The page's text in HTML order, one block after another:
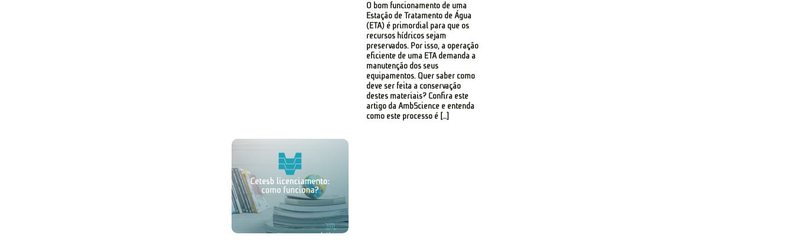
O bom funcionamento de uma
Estação de Tratamento de Água
(ETA) é primordial para que os
recursos hídricos sejam
preservados. Por isso, a operação
eficiente de uma ETA demanda a
manutenção dos seus
equipamentos. Quer saber como
deve ser feita a conservação
destes materiais? Confira este
artigo da AmbScience e entenda
como este processo é […]